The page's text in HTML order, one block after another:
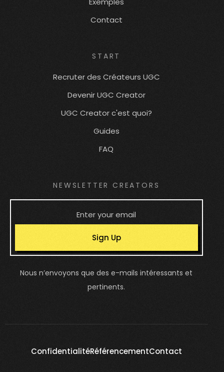
Contact
START
Recruter des Créateurs UGC
Devenir UGC Creator
UGC Creator c'est quoi?
Guides
FAQ
NEWSLETTER CREATORS
Sign Up
Nous n’envoyons que des e-mails intéressants et
pertinents.
ConfidentialitéRéférencementContact